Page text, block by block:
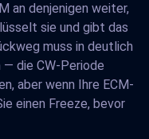
an denjenigen weiter,
sie und gibt das
muss in deutlich
die CW-Periode
aber wenn Ihre ECM-
einen Freeze, bevor